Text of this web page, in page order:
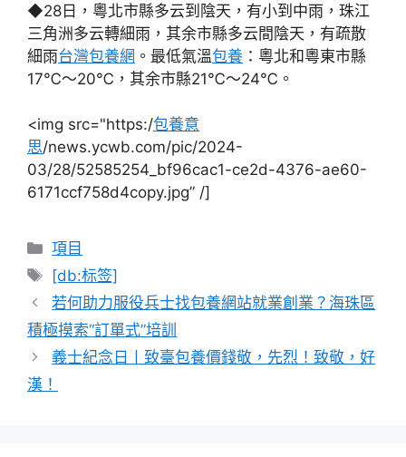
◆28日，粵北市縣多云到陰天，有小到中雨，珠江
三角洲多云轉細雨，其余市縣多云間陰天，有疏散
細雨台灣包養網 。最低氣溫包養 ：粵北和粵東市縣
17℃～20℃，其余市縣21℃～24℃。
<img src="https:/包養意
思/news.ycwb.com/pic/2024-
03/28/52585254_bf96cac1-ce2d-4376-ae60-
6171ccf758d4copy.jpg” /]
分
類
項目
標
籤
[db:标签]
若何助力服役兵士找包養網站就業創業？海珠區
積極摸索“訂單式”培訓
義士紀念日丨致臺包養價錢敬，先烈！致敬，好
漢！